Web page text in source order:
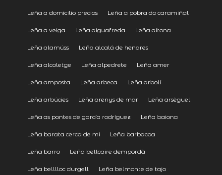
Leña a domicilio precios Leña a pobra do caramiñal
Leña a veiga Leña aiguafreda Leña aitona
Leña alamúss Leña alcalá de henares
Leña alcoletge Leña alpedrete Leña amer
Leña amposta Leña arbeca Leña arbolí
Leña arbúcies Leña arenys de mar Leña arsèguel
Leña as pontes de garcía rodríguez Leña baiona
Leña barata cerca de mi Leña barbacoa
Leña barro Leña bellcaire dempordà
Leña belllloc durgell Leña belmonte de tajo